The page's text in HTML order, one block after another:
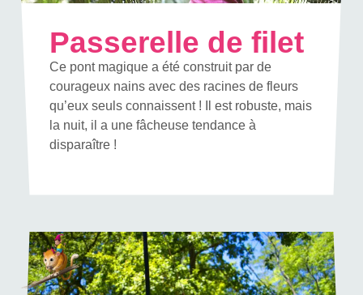
Passerelle de filet
Ce pont magique a été construit par de
courageux nains avec des racines de fleurs
qu’eux seuls connaissent ! Il est robuste, mais
la nuit, il a une fâcheuse tendance à
disparaître !